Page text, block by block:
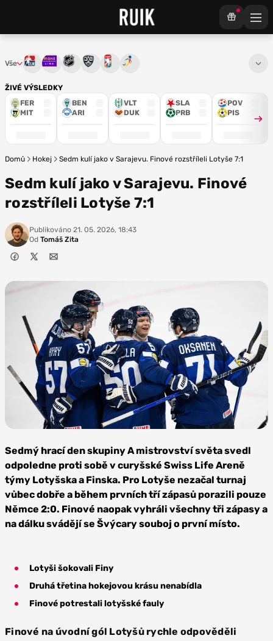
ŽIVÉ VÝSLEDKY
FER
MIT
BEN
ARI
VLT
DUK
SLA
PRB
POV
PIS
Vše Tipsport extraliga
Maxa ligaNHL KHL Mistrovství světa
Domů Hokej Sedm kulí jako v Sarajevu. Finové rozstříleli Lotyše 7:1
Sedm kulí jako v Sarajevu. Finové
rozstříleli Lotyše 7:1
Publikováno 21. 05. 2026, 18:43
Od Tomáš Zita
Depositphotos
Sedmý hrací den skupiny A mistrovství světa svedl
odpoledne proti sobě v curyšské Swiss Life Areně
týmy Lotyšska a Finska. Pro Lotyše nezačal turnaj
vůbec dobře a během prvních tří zápasů porazili pouze
Němce 2:0. Finové naopak vyhráli všechny tři zápasy a
na dálku svádějí se Švýcary souboj o první místo.
Lotyši šokovali Finy
Druhá třetina hokejovou krásu nenabídla
Finové potrestali lotyšské fauly
Finové na úvodní gól Lotyšů rychle odpověděli